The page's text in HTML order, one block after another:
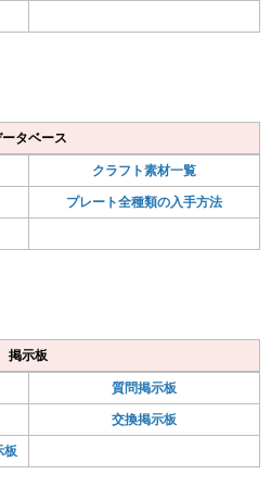
タベース
クラフト素材一覧
プレート全種類の入手方法
掲示板
質問掲示板
交換掲示板
板